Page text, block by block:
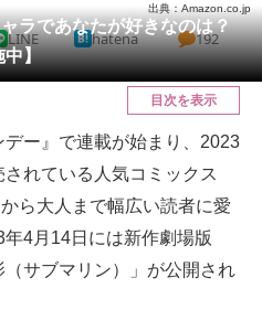
ラであなたが好きなのは？
中】
出典：Amazon.co.jp
LINE hatena 192
目次を表示
ー』で連載が始まり、2023
れている人気コミックス
ら大人まで幅広い読者に愛
4月14日には新作劇場版
（サブマリン）」が公開され